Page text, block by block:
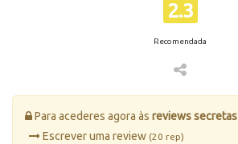
2.3
Recomendada
Para acederes agora às reviews secretas
Escrever uma review (20 rep)